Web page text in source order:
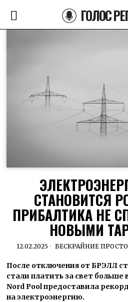
ГОЛОС
СТАНОВИТСЯ
ПРИБАЛТИКА НЕ
НОВЫМИ
12.02.2025 БЕСКРАЙНИЕ
После отключения от БРЭЛЛ
стали платить за свет больше
Nord Pool предоставила
на электроэнергию.